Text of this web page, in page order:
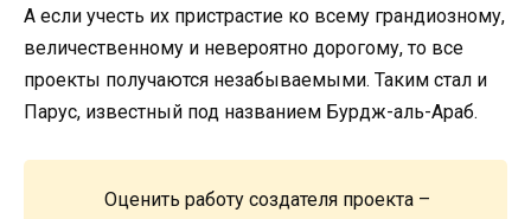
А если учесть их пристрастие ко всему грандиозному,
величественному и невероятно дорогому, то все
проекты получаются незабываемыми. Таким стал и
Парус, известный под названием Бурдж-аль-Араб.
Оценить работу создателя проекта –